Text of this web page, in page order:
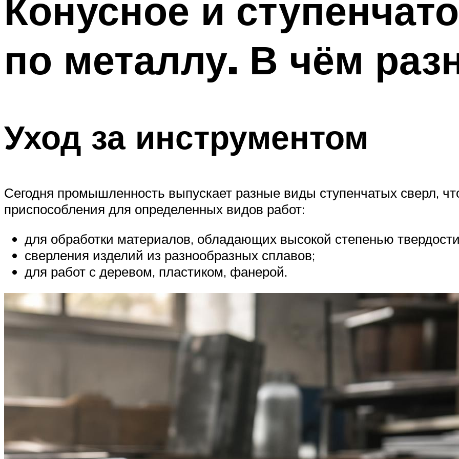
Конусное и
по металлу. В чём
Уход за инструментом
Сегодня промышленность выпускает разные виды ступенчатых сверл,
приспособления для определенных видов работ:
для обработки материалов, обладающих высокой степенью
сверления изделий из разнообразных сплавов;
для работ с деревом, пластиком, фанерой.